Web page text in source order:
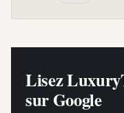
Lisez
sur Google